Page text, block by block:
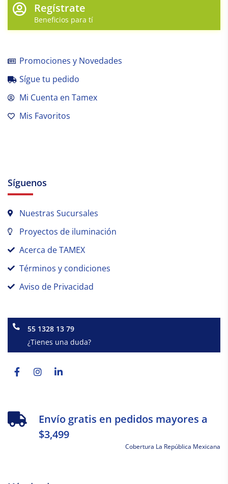
Regístrate
Beneficios para tí
Promociones y Novedades
Sígue tu pedido
Mi Cuenta en Tamex
Mis Favoritos
Síguenos
Nuestras Sucursales
Proyectos de iluminación
Acerca de TAMEX
Términos y condiciones
Aviso de Privacidad
55 1328 13 79
¿Tienes una duda?
f
Envío gratis en pedidos mayores a
$3,499
Cobertura La República Mexicana